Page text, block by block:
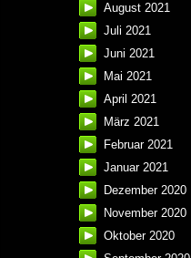
August 2021
Juli 2021
Juni 2021
Mai 2021
April 2021
März 2021
Februar 2021
Januar 2021
Dezember 2020
November 2020
Oktober 2020